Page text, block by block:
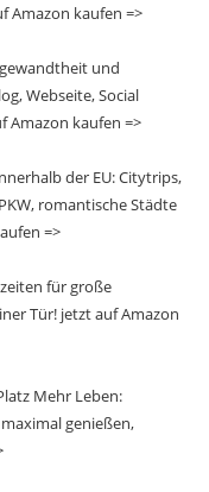
Amazon kaufen =>
und
Webseite, Social
Amazon kaufen =>
der EU: Citytrips,
romantische Städte
=>
für große
Tür! jetzt auf Amazon
Mehr Leben:
genießen,